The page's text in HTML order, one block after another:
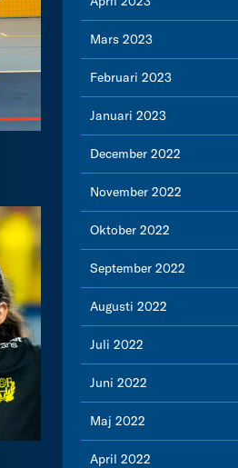
Mars 2023
Februari 2023
Januari 2023
December 2022
November 2022
Oktober 2022
September 2022
Augusti 2022
Juli 2022
Juni 2022
Maj 2022
April 2022